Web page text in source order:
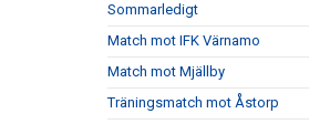
Sommarledigt
Match mot IFK Värnamo
Match mot Mjällby
Träningsmatch mot Åstorp